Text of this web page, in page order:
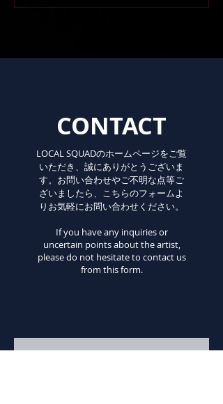
CONTACT
LOCAL SQUADのホームページをご覧
いただき、誠にありがとうございま
す。お問い合わせやご不明な点等ご
ざいましたら、こちらのフォームよ
りお気軽にお問い合わせください。
If you have any inquiries or
uncertain points about the artist,
please do not hesitate to contact us
from this form.